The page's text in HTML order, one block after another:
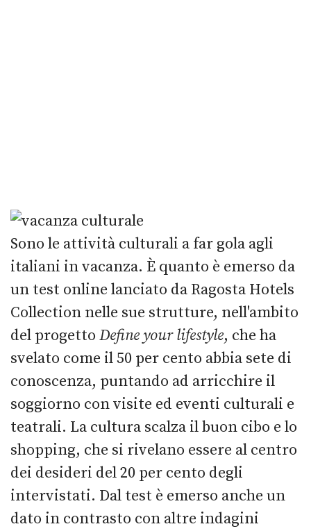
Sono le attività culturali a far gola agli
italiani in vacanza. È quanto è emerso da
un test online lanciato da Ragosta Hotels
Collection nelle sue strutture, nell'ambito
del progetto Define your lifestyle, che ha
svelato come il 50 per cento abbia sete di
conoscenza, puntando ad arricchire il
soggiorno con visite ed eventi culturali e
teatrali. La cultura scalza il buon cibo e lo
shopping, che si rivelano essere al centro
dei desideri del 20 per cento degli
intervistati. Dal test è emerso anche un
dato in contrasto con altre indagini